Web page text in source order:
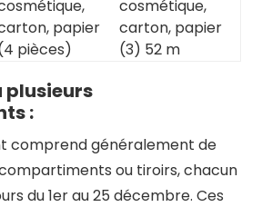
plusieurs
:
comprend généralement de
ou tiroirs, chacun
du 1er au 25 décembre. Ces